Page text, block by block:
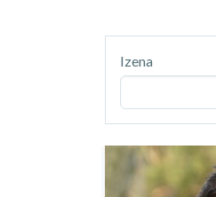
Izena